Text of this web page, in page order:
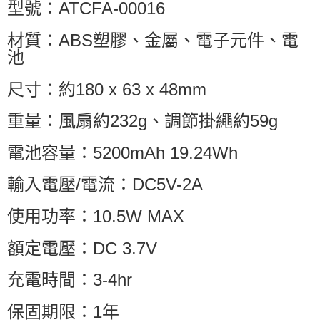
型號：ATCFA-00016
材質：ABS塑膠、金屬、電子元件、電
池
尺寸：約180 x 63 x 48mm
重量：風扇約232g、調節掛繩約59g
電池容量：5200mAh 19.24Wh
輸入電壓/電流：DC5V-2A
使用功率：10.5W MAX
額定電壓：DC 3.7V
充電時間：3-4hr
保固期限：1年